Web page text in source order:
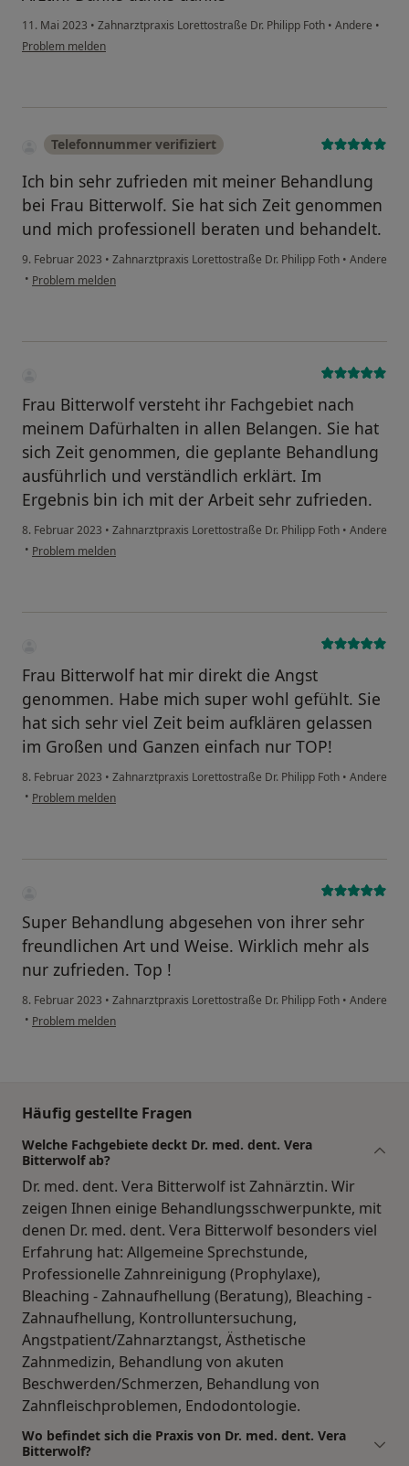
11. Mai 2023 • Zahnarztpraxis Lorettostraße Dr. Philipp Foth • Andere •
Problem melden
Telefonnummer verifiziert
Ich bin sehr zufrieden mit meiner Behandlung
bei Frau Bitterwolf. Sie hat sich Zeit genommen
und mich professionell beraten und behandelt.
9. Februar 2023 • Zahnarztpraxis Lorettostraße Dr. Philipp Foth • Andere
• Problem melden
Frau Bitterwolf versteht ihr Fachgebiet nach
meinem Dafürhalten in allen Belangen. Sie hat
sich Zeit genommen, die geplante Behandlung
ausführlich und verständlich erklärt. Im
Ergebnis bin ich mit der Arbeit sehr zufrieden.
8. Februar 2023 • Zahnarztpraxis Lorettostraße Dr. Philipp Foth • Andere
• Problem melden
Frau Bitterwolf hat mir direkt die Angst
genommen. Habe mich super wohl gefühlt. Sie
hat sich sehr viel Zeit beim aufklären gelassen
im Großen und Ganzen einfach nur TOP!
8. Februar 2023 • Zahnarztpraxis Lorettostraße Dr. Philipp Foth • Andere
• Problem melden
Super Behandlung abgesehen von ihrer sehr
freundlichen Art und Weise. Wirklich mehr als
nur zufrieden. Top !
8. Februar 2023 • Zahnarztpraxis Lorettostraße Dr. Philipp Foth • Andere
• Problem melden
Häufig gestellte Fragen
Welche Fachgebiete deckt Dr. med. dent. Vera
Bitterwolf ab?
Dr. med. dent. Vera Bitterwolf ist Zahnärztin. Wir
zeigen Ihnen einige Behandlungsschwerpunkte, mit
denen Dr. med. dent. Vera Bitterwolf besonders viel
Erfahrung hat: Allgemeine Sprechstunde,
Professionelle Zahnreinigung (Prophylaxe),
Bleaching - Zahnaufhellung (Beratung), Bleaching -
Zahnaufhellung, Kontrolluntersuchung,
Angstpatient/Zahnarztangst, Ästhetische
Zahnmedizin, Behandlung von akuten
Beschwerden/Schmerzen, Behandlung von
Zahnfleischproblemen, Endodontologie.
Wo befindet sich die Praxis von Dr. med. dent. Vera
Bitterwolf?